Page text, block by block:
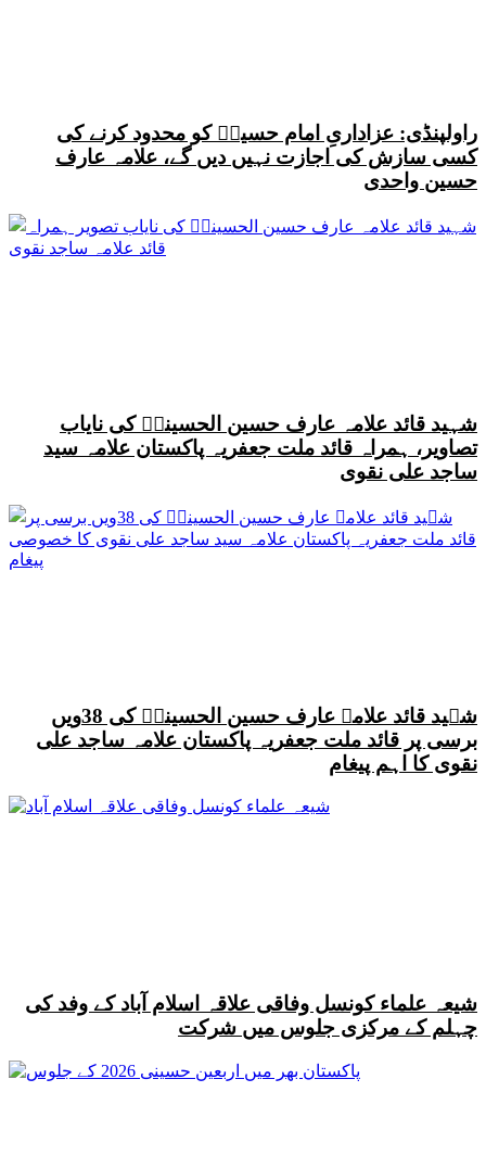
راولپنڈی: عزاداریِ امام حسینؑ کو محدود کرنے کی
کسی سازش کی اجازت نہیں دیں گے، علامہ عارف
حسین واحدی
شہید قائد علامہ عارف حسین الحسینیؒ کی نایاب
تصاویر، ہمراہ قائد ملت جعفریہ پاکستان علامہ سید
ساجد علی نقوی
شہید قائد علامہ عارف حسین الحسینیؒ کی 38ویں
برسی پر قائد ملت جعفریہ پاکستان علامہ ساجد علی
نقوی کا اہم پیغام
شیعہ علماء کونسل وفاقی علاقہ اسلام آباد کے وفد کی
چہلم کے مرکزی جلوس میں شرکت